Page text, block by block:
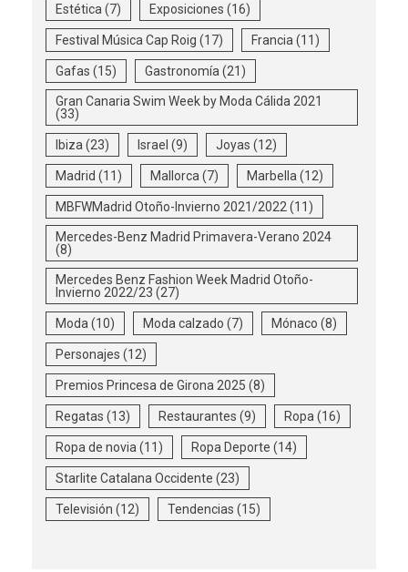
Estética (7) Exposiciones (16)
Festival Música Cap Roig (17) Francia (11)
Gafas (15) Gastronomía (21)
Gran Canaria Swim Week by Moda Cálida 2021
(33)
Ibiza (23) Israel (9) Joyas (12)
Madrid (11) Mallorca (7) Marbella (12)
MBFWMadrid Otoño-Invierno 2021/2022 (11)
Mercedes-Benz Madrid Primavera-Verano 2024
(8)
Mercedes Benz Fashion Week Madrid Otoño-
Invierno 2022/23 (27)
Moda (10) Moda calzado (7) Mónaco (8)
Personajes (12)
Premios Princesa de Girona 2025 (8)
Regatas (13) Restaurantes (9) Ropa (16)
Ropa de novia (11) Ropa Deporte (14)
Starlite Catalana Occidente (23)
Televisión (12) Tendencias (15)